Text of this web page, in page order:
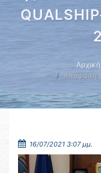
Απόφαση
16/07/2021 3:07 μμ.